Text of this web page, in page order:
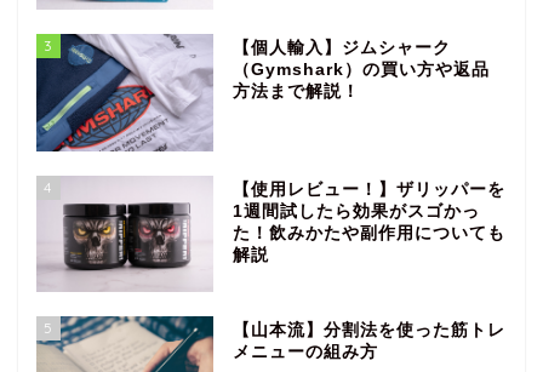
3
【個人輸入】ジムシャーク
（Gymshark）の買い方や返品
方法まで解説！
4
【使用レビュー！】ザリッパーを
1週間試したら効果がスゴかっ
た！飲みかたや副作用についても
解説
5
【山本流】分割法を使った筋トレ
メニューの組み方